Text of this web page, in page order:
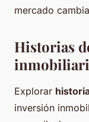
mercado
Historias
Explorar
inversión